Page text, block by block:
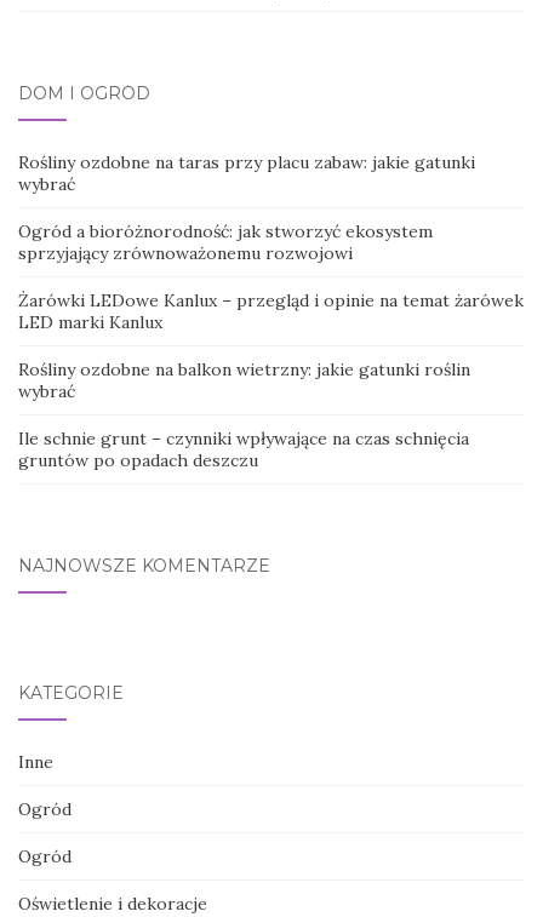
DOM I OGRÓD
Rośliny ozdobne na taras przy placu zabaw: jakie gatunki
wybrać
Ogród a bioróżnorodność: jak stworzyć ekosystem
sprzyjający zrównoważonemu rozwojowi
Żarówki LEDowe Kanlux – przegląd i opinie na temat żarówek
LED marki Kanlux
Rośliny ozdobne na balkon wietrzny: jakie gatunki roślin
wybrać
Ile schnie grunt – czynniki wpływające na czas schnięcia
gruntów po opadach deszczu
NAJNOWSZE KOMENTARZE
KATEGORIE
Inne
Ogród
Ogród
Oświetlenie i dekoracje